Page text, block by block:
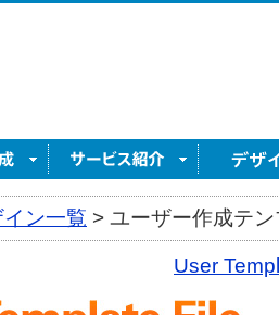
ン一覧 > ユーザー作成テ
User